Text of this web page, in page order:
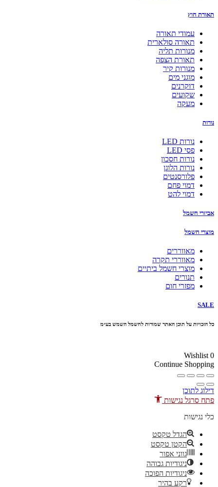
תאורת חוץ
עמודי תאורה
תאורה סולארית
מנורות תליה
תאורת הצפה
מנורות קיר
מוגני מים
דוקרנים
שקועים
מעקה
נורות
נורות LED
פסי LED
נורות חסכון
נורות הלוגן
פלורסנטים
דמוי פחם
דמוי להט
אביזרי חשמל
מוצרי חשמל
מאווררים
מאווררי תקרה
מוצרי חשמל ביתיים
תנורים
מפזרי חום
SALE
כל הזכויות על תוכן האתר שמורות לחשמל השמש בע״מ
Wishlist 0
Continue Shopping
דילוג לתוכן
פתח סרגל נגישות
כלי נגישות
הגדל טקסט
הקטן טקסט
גווני אפור
ניגודיות גבוהה
ניגודיות הפוכה
רקע בהיר